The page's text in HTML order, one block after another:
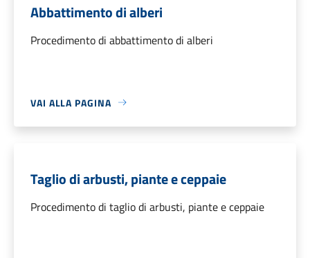
Abbattimento di alberi
Procedimento di abbattimento di alberi
VAI ALLA PAGINA
Taglio di arbusti, piante e ceppaie
Procedimento di taglio di arbusti, piante e ceppaie